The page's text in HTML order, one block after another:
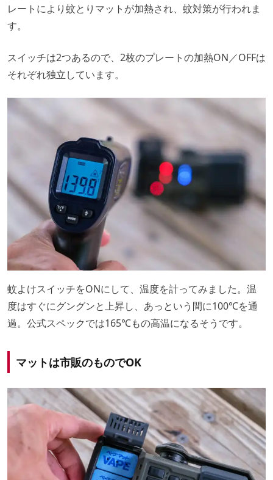
レートにより蚊とりマットが加熱され、蚊対策が行われま
す。
スイッチは2つあるので、2枚のプレートの加熱ON／OFFは
それぞれ独立しています。
蚊よけスイッチをONにして、温度を計ってみました。温
度はすぐにグングンと上昇し、あっという間に100℃を通
過。公式スペックでは165℃もの高温になるそうです。
マットは市販のものでOK